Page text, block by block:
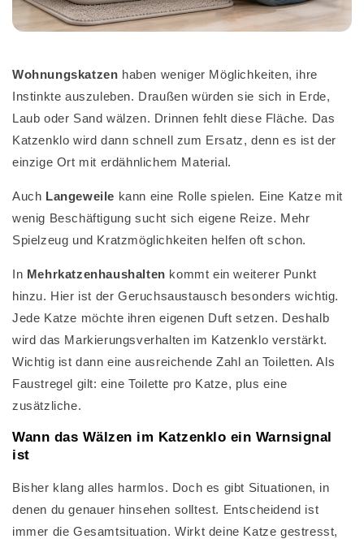
Wohnungskatzen haben weniger Möglichkeiten, ihre
Instinkte auszuleben. Draußen würden sie sich in Erde,
Laub oder Sand wälzen. Drinnen fehlt diese Fläche. Das
Katzenklo wird dann schnell zum Ersatz, denn es ist der
einzige Ort mit erdähnlichem Material.
Auch Langeweile kann eine Rolle spielen. Eine Katze mit
wenig Beschäftigung sucht sich eigene Reize. Mehr
Spielzeug und Kratzmöglichkeiten helfen oft schon.
In Mehrkatzenhaushalten kommt ein weiterer Punkt
hinzu. Hier ist der Geruchsaustausch besonders wichtig.
Jede Katze möchte ihren eigenen Duft setzen. Deshalb
wird das Markierungsverhalten im Katzenklo verstärkt.
Wichtig ist dann eine ausreichende Zahl an Toiletten. Als
Faustregel gilt: eine Toilette pro Katze, plus eine
zusätzliche.
Wann das Wälzen im Katzenklo ein Warnsignal
ist
Bisher klang alles harmlos. Doch es gibt Situationen, in
denen du genauer hinsehen solltest. Entscheidend ist
immer die Gesamtsituation. Wirkt deine Katze gestresst,